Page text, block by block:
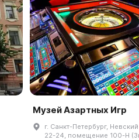
Музей Азартных Игр
г. Санкт-Петербург,
22-24, помещение 100-Н